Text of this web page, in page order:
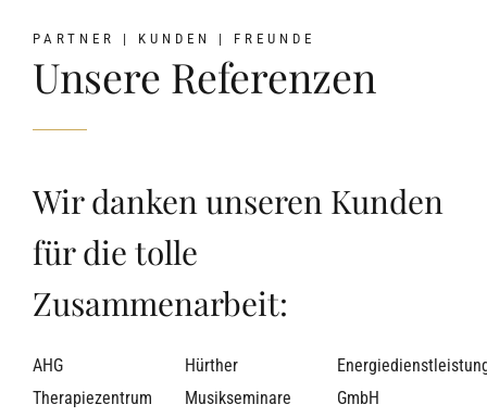
PARTNER | KUNDEN | FREUNDE
Unsere Referenzen
Wir danken unseren Kunden
für die tolle
Zusammenarbeit:
AHG
Therapiezentrum
Hürther
Musikseminare
GmbH